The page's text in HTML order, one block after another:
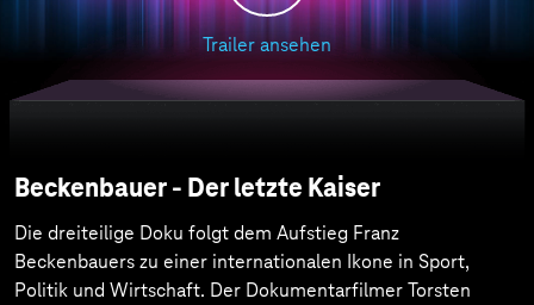
Trailer ansehen
Beckenbauer - Der letzte Kaiser
Die dreiteilige Doku folgt dem Aufstieg Franz
Beckenbauers zu einer internationalen Ikone in Sport,
Politik und Wirtschaft. Der Dokumentarfilmer Torsten